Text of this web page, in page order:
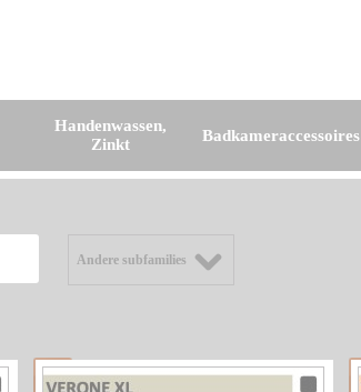
Handenwassen,
Zinkt
Badkameraccessoires
Andere subfamilies